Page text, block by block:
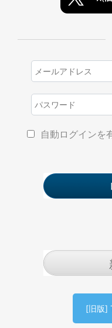
自動ログインを
[旧版]